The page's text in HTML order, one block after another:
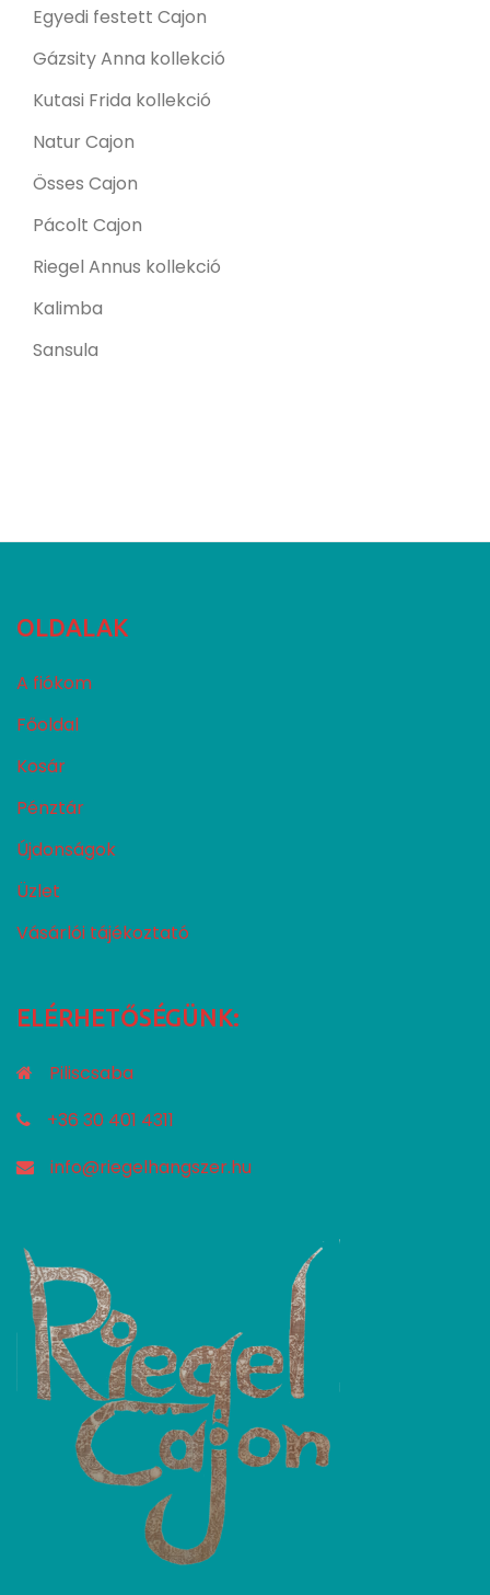
Egyedi festett Cajon
Gázsity Anna kollekció
Kutasi Frida kollekció
Natur Cajon
Össes Cajon
Pácolt Cajon
Riegel Annus kollekció
Kalimba
Sansula
OLDALAK
A fiókom
Főoldal
Kosár
Pénztár
Újdonságok
Üzlet
Vásárlói tájékoztató
ELÉRHETŐSÉGÜNK:
Piliscsaba
+36 30 401 4311
info@riegelhangszer.hu